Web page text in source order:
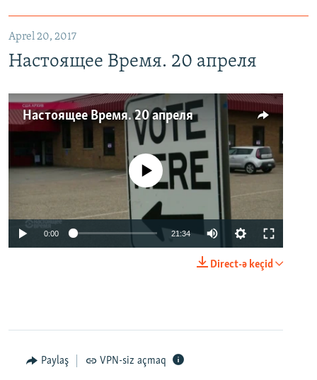
Aprel 20, 2017
Настоящее Время. 20 апреля
Настоящее Время. 20 апреля
No media source currently available
0:00 21:34
Direct-ə keçid
Paylaş VPN-siz açmaq